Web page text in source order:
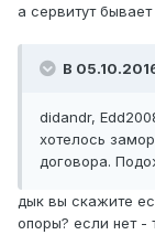
а сервитут
В
didandr,
хотелось
договора.
дык вы скажите
опоры? если нет -